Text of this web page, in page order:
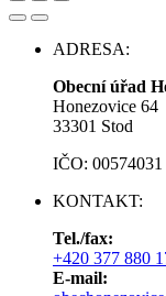
ADRESA:
Obecní úřad
Honezovice 64
33301 Stod
IČO: 00574031
KONTAKT:
Tel./fax:
+420 377 880
E-mail: